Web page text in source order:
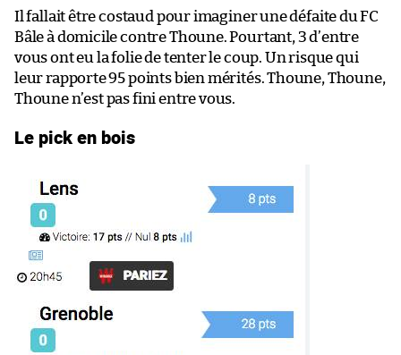
Il fallait être costaud pour imaginer une défaite du FC
Bâle à domicile contre Thoune. Pourtant, 3 d’entre
vous ont eu la folie de tenter le coup. Un risque qui
leur rapporte 95 points bien mérités. Thoune, Thoune,
Thoune n’est pas fini entre vous.
Le pick en bois